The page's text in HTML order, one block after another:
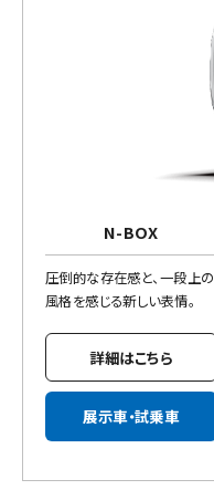
N-BOX
圧倒的な存在感と、一段上の
風格を感じる新しい表情。
詳細はこちら
展示車・試乗車